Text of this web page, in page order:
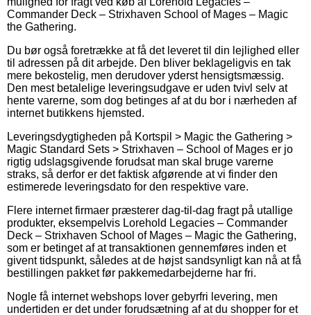
Commander Deck – Strixhaven School of Mages – Magic
the Gathering.
Du bør også foretrække at få det leveret til din lejlighed eller
til adressen på dit arbejde. Den bliver beklageligvis en tak
mere bekostelig, men derudover yderst hensigtsmæssig.
Den mest betalelige leveringsudgave er uden tvivl selv at
hente varerne, som dog betinges af at du bor i nærheden af
internet butikkens hjemsted.
Leveringsdygtigheden på Kortspil > Magic the Gathering >
Magic Standard Sets > Strixhaven – School of Mages er jo
rigtig udslagsgivende forudsat man skal bruge varerne
straks, så derfor er det faktisk afgørende at vi finder den
estimerede leveringsdato for den respektive vare.
Flere internet firmaer præsterer dag-til-dag fragt på utallige
produkter, eksempelvis Lorehold Legacies – Commander
Deck – Strixhaven School of Mages – Magic the Gathering,
som er betinget af at transaktionen gennemføres inden et
givent tidspunkt, således at de højst sandsynligt kan nå at få
bestillingen pakket før pakkemedarbejderne har fri.
Nogle få internet webshops lover gebyrfri levering, men
undertiden er det under forudsætning af at du shopper for et